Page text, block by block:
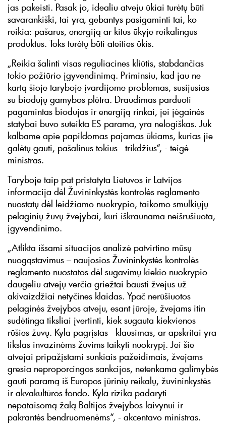
jas pakeisti. Pasak jo, idealiu atveju ūkiai turėtų būti
savarankiški, tai yra, gebantys pasigaminti tai, ko
reikia: pašarus, energiją ar kitus ūkyje reikalingus
produktus. Toks turėtų būti ateities ūkis.
„Reikia šalinti visas reguliacines kliūtis, stabdančias
tokio požiūrio įgyvendinimą. Priminsiu, kad jau ne
kartą šioje taryboje įvardijome problemas, susijusias
su biodujų gamybos plėtra. Draudimas parduoti
pagamintas biodujas ir energiją rinkai, jei jėgainės
statybai buvo suteikta ES parama, yra nelogiškas. Juk
kalbame apie papildomas pajamas ūkiams, kurias jie
galėtų gauti, pašalinus tokius trikdžius“, - teigė
ministras.
Taryboje taip pat pristatyta Lietuvos ir Latvijos
informacija dėl Žuvininkystės kontrolės reglamento
nuostatų dėl leidžiamo nuokrypio, taikomo smulkiųjų
pelaginių žuvų žvejybai, kuri iškraunama neišrūšiuota,
įgyvendinimo.
„Atlikta išsami situacijos analizė patvirtino mūsų
nuogąstavimus – naujosios Žuvininkystės kontrolės
reglamento nuostatos dėl sugavimų kiekio nuokrypio
daugeliu atvejų verčia griežtai bausti žvejus už
akivaizdžiai netyčines klaidas. Ypač nerūšiuotos
pelaginės žvejybos atveju, esant jūroje, žvejams itin
sudėtinga tiksliai įvertinti, kiek sugauta kiekvienos
rūšies žuvų. Kyla pagrįstas klausimas, ar apskritai yra
tikslas invazinėms žuvims taikyti nuokrypį. Jei šie
atvejai pripažįstami sunkiais pažeidimais, žvejams
gresia neproporcingos sankcijos, netenkama galimybės
gauti paramą iš Europos jūrinių reikalų, žuvininkystės
ir akvakultūros fondo. Kyla rizika padaryti
nepataisomą žalą Baltijos žvejybos laivynui ir
pakrantės bendruomenėms“, - akcentavo ministras.